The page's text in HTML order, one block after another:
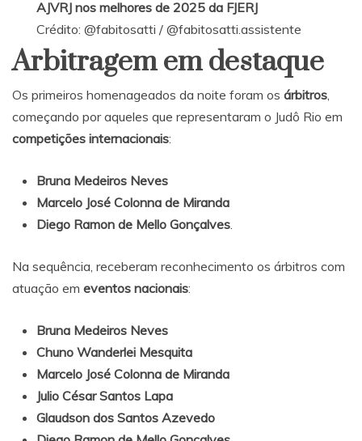
AJVRJ nos melhores de 2025 da FJERJ
Crédito: @fabitosatti / @fabitosatti.assistente
Arbitragem em destaque
Os primeiros homenageados da noite foram os árbitros,
começando por aqueles que representaram o Judô Rio em
competições internacionais:
Bruna Medeiros Neves
Marcelo José Colonna de Miranda
Diego Ramon de Mello Gonçalves.
Na sequência, receberam reconhecimento os árbitros com
atuação em eventos nacionais:
Bruna Medeiros Neves
Chuno Wanderlei Mesquita
Marcelo José Colonna de Miranda
Julio César Santos Lapa
Glaudson dos Santos Azevedo